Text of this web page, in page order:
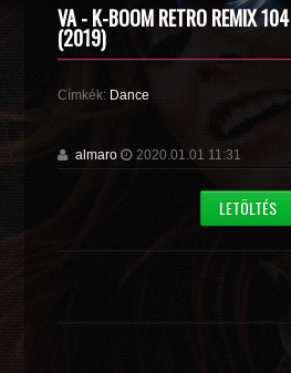
VA - K-BOOM RETRO REMIX 104
(2019)
Címkék: Dance
almaro 2020.01.01 11:31
LETÖLTÉS